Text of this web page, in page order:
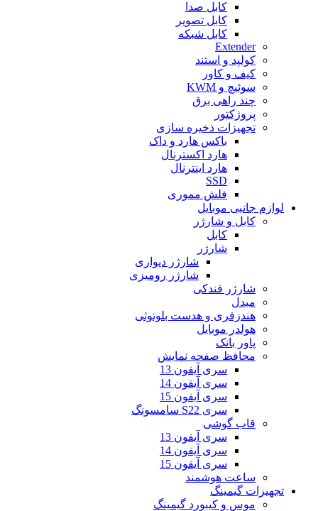
کابل صدا
کابل تصویر
کابل شبکه
Extender
کولپد و استند
کیف و کاور
سوئیچ و KWM
چند راهی برق
پروژکتور
تجهیزات ذخیره سازی
باکس هارد و داک
هارد اکسترنال
هارد اینترنال
SSD
فلش مموری
لوازم جانبی موبایل
کابل و شارژر
کابل
شارژر
شارژر دیواری
شارژر رومیزی
شارژر فندکی
مبدل
هندزفری و هدست بلوتوثی
هولدر موبایل
پاور بانک
محافظ صفحه نمایش
سری آیفون 13
سری آیفون 14
سری آیفون 15
سری S22 سامسونگ
قاب گوشی
سری آیفون 13
سری آیفون 14
سری آیفون 15
ساعت هوشمند
تجهیزات گیمینگ
موس و کیبورد گیمینگ